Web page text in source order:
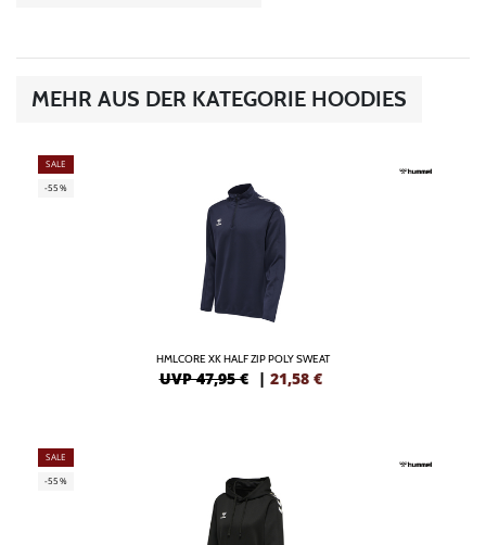
MEHR AUS DER KATEGORIE HOODIES
SALE
-55%
HMLCORE XK HALF ZIP POLY SWEAT
UVP 47,95 € | 21,58 €
SALE
-55%